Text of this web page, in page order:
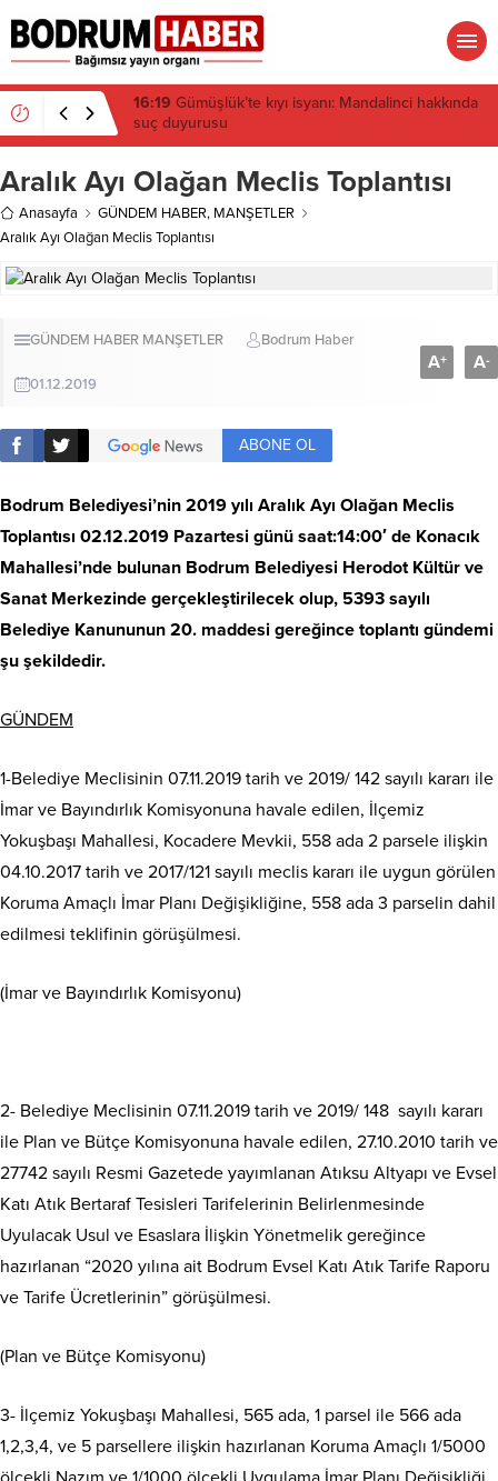
15:45 Bülent Eczacıbaşı Fen Lisesi’nde 4 yıl geçti,
hâlâ proje konuşuluyor
Aralık Ayı Olağan Meclis Toplantısı
Anasayfa GÜNDEM HABER, MANŞETLER
Aralık Ayı Olağan Meclis Toplantısı
GÜNDEM HABER MANŞETLER Bodrum Haber
01.12.2019
A+ A-
ABONE OL
Bodrum Belediyesi’nin 2019 yılı Aralık Ayı Olağan Meclis
Toplantısı 02.12.2019 Pazartesi günü saat:14:00′ de Konacık
Mahallesi’nde bulunan Bodrum Belediyesi Herodot Kültür ve
Sanat Merkezinde gerçekleştirilecek olup, 5393 sayılı
Belediye Kanununun 20. maddesi gereğince toplantı gündemi
şu şekildedir.
GÜNDEM
1-Belediye Meclisinin 07.11.2019 tarih ve 2019/ 142 sayılı kararı ile
İmar ve Bayındırlık Komisyonuna havale edilen, İlçemiz
Yokuşbaşı Mahallesi, Kocadere Mevkii, 558 ada 2 parsele ilişkin
04.10.2017 tarih ve 2017/121 sayılı meclis kararı ile uygun görülen
Koruma Amaçlı İmar Planı Değişikliğine, 558 ada 3 parselin dahil
edilmesi teklifinin görüşülmesi.
(İmar ve Bayındırlık Komisyonu)
2- Belediye Meclisinin 07.11.2019 tarih ve 2019/ 148 sayılı kararı
ile Plan ve Bütçe Komisyonuna havale edilen, 27.10.2010 tarih ve
27742 sayılı Resmi Gazetede yayımlanan Atıksu Altyapı ve Evsel
Katı Atık Bertaraf Tesisleri Tarifelerinin Belirlenmesinde
Uyulacak Usul ve Esaslara İlişkin Yönetmelik gereğince
hazırlanan “2020 yılına ait Bodrum Evsel Katı Atık Tarife Raporu
ve Tarife Ücretlerinin” görüşülmesi.
(Plan ve Bütçe Komisyonu)
3- İlçemiz Yokuşbaşı Mahallesi, 565 ada, 1 parsel ile 566 ada
1,2,3,4, ve 5 parsellere ilişkin hazırlanan Koruma Amaçlı 1/5000